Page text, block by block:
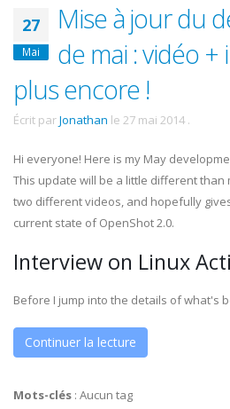
27
Mai
Mise à jour du
de mai : vidéo
plus encore !
Écrit parJonathan le 27 mai 2014 .
Hi everyone! Here is my May
This update will be a little different than
two different videos, and hopefully
current state of OpenShot 2.0.
Interview on Linux
Before I jump into the details of what's
Continuer la lecture
Mots-clés : Aucun tag